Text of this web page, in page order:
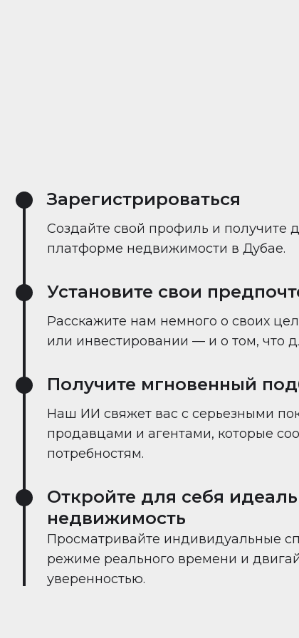
Зарегистрироваться
Создайте свой профиль и получите
платформе недвижимости в Дубае.
Установите свои
Расскажите нам немного о своих
или инвестировании — и о том, что
Получите мгновенный
Наш ИИ свяжет вас с серьезными
продавцами и агентами, которые
потребностям.
Откройте для себя
недвижимость
Просматривайте индивидуальные
режиме реального времени и
уверенностью.